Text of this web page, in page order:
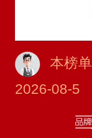
本榜
2026-08-5